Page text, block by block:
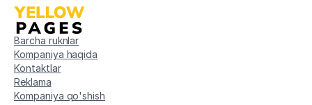
Barcha ruknlar
Kompaniya haqida
Kontaktlar
Reklama
Kompaniya qo'shish